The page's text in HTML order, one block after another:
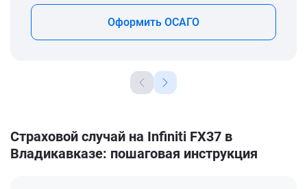
Оформить ОСАГО
Страховой случай на Infiniti FX37 в
Владикавказе: пошаговая инструкция